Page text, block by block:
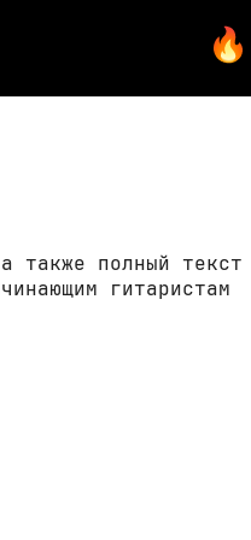
также полный текст
гитаристам